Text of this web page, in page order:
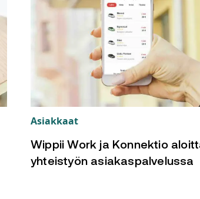
Asiakkaat
Wippii Work ja Konnektio
yhteistyön asiakaspalvelussa